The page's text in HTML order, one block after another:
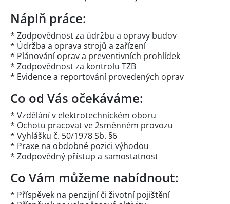
Náplň práce:
* Zodpovědnost za údržbu a opravy budov
* Údržba a oprava strojů a zařízení
* Plánování oprav a preventivních prohlídek
* Zodpovědnost za kontrolu TZB
* Evidence a reportování provedených oprav
Co od Vás očekáváme:
* Vzdělání v elektrotechnickém oboru
* Ochotu pracovat ve 2směnném provozu
* Vyhlášku č. 50/1978 Sb. §6
* Praxe na obdobné pozici výhodou
* Zodpovědný přístup a samostatnost
Co Vám můžeme nabídnout:
* Příspěvek na penzijní či životní pojištění